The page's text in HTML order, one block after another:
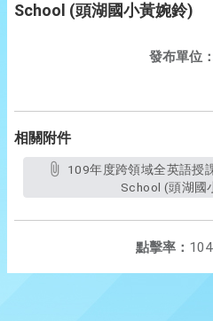
School (頭湖國小黃婉鈴)
發布單位：
相關附件
School (頭湖國
點擊率：